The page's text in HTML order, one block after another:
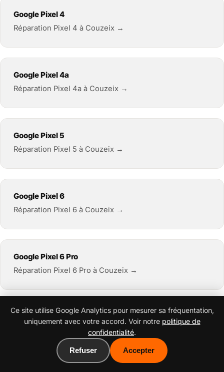
Google Pixel 4
Réparation Pixel 4 à Couzeix →
Google Pixel 4a
Réparation Pixel 4a à Couzeix →
Google Pixel 5
Réparation Pixel 5 à Couzeix →
Google Pixel 6
Réparation Pixel 6 à Couzeix →
Google Pixel 6 Pro
Réparation Pixel 6 Pro à Couzeix →
Google Pixel 6a
Réparation Pixel 6a à Couzeix →
Ce site utilise Google Analytics pour mesurer sa fréquentation,
uniquement avec votre accord. Voir notre politique de
confidentialité.
Refuser Accepter